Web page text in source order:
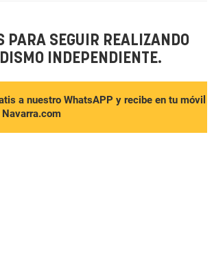
PARA SEGUIR REALIZANDO
INDEPENDIENTE.
a nuestro WhatsAPP y recibe en tu móvil